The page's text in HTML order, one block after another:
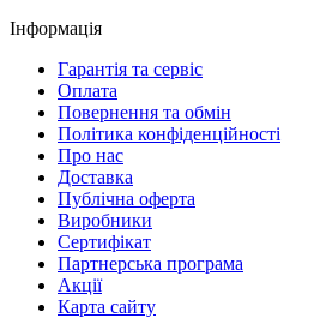
Інформація
Гарантія та сервіс
Оплата
Повернення та обмін
Політика конфіденційності
Про нас
Доставка
Публічна оферта
Виробники
Сертифікат
Партнерська програма
Акції
Карта сайту